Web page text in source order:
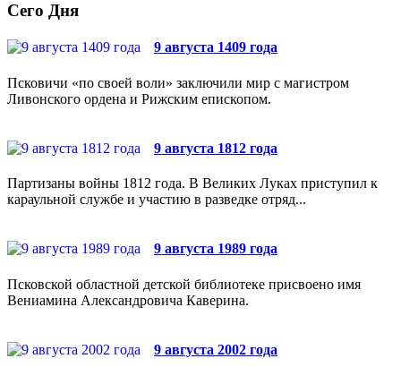
Сего Дня
9 августа 1409 года
Псковичи «по своей воли» заключили мир с магистром
Ливонского ордена и Рижским епископом.
9 августа 1812 года
Партизаны войны 1812 года. В Великих Луках приступил к
караульной службе и участию в разведке отряд...
9 августа 1989 года
Псковской областной детской библиотеке присвоено имя
Вениамина Александровича Каверина.
9 августа 2002 года